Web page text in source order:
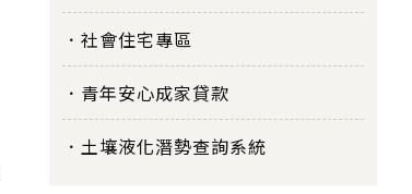
社會住宅專區
青年安心成家貸款
土壤液化潛勢查詢系統